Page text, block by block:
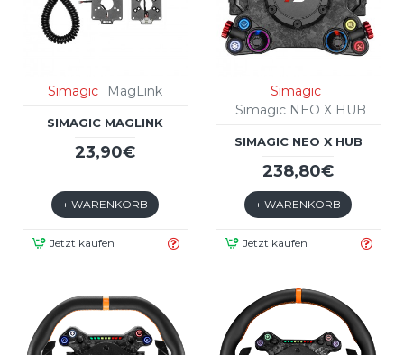
Simagic MagLink
SIMAGIC MAGLINK
23,90€
+ WARENKORB
Jetzt kaufen
Simagic
Simagic NEO X HUB
SIMAGIC NEO X HUB
238,80€
+ WARENKORB
Jetzt kaufen